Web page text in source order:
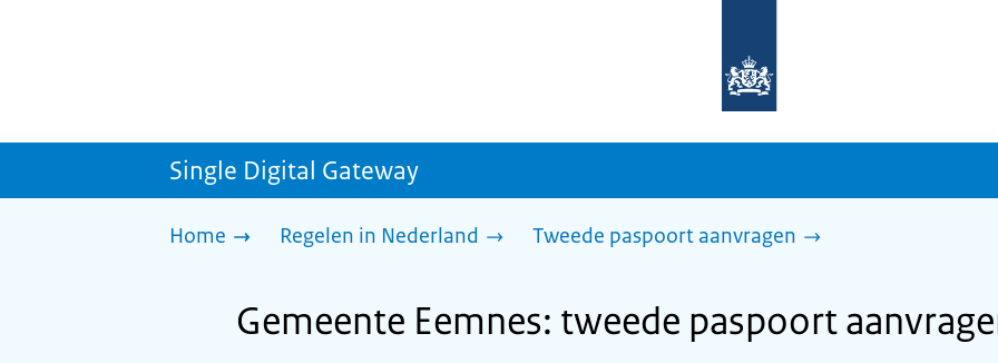
homepage
sdg.rijksoverheid.nl
Single Digital Gateway
Home Regelen in Nederland Tweede paspoort aanvragen
Gemeente Eemnes: tweede paspoort